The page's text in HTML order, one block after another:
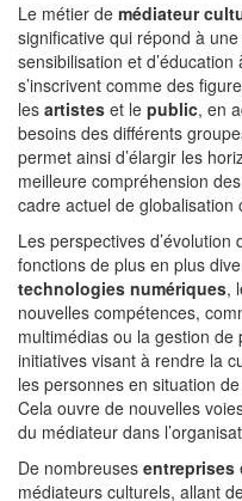
Le métier de médiateur
significative qui répond à
sensibilisation et
s’inscrivent comme des
les artistes et le public, en
besoins des différents
permet ainsi d’élargir les
meilleure compréhension
cadre actuel de globalisation
Les perspectives d’évolution
fonctions de plus en plus
technologies numériques,
nouvelles compétences,
multimédias ou la gestion
initiatives visant à rendre la
les personnes en situation
Cela ouvre de nouvelles
du médiateur dans
De nombreuses entreprises
médiateurs culturels, allant